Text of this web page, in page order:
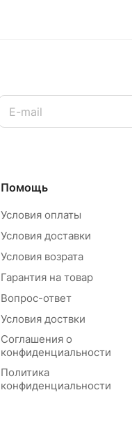
Помощь
Условия оплаты
Условия доставки
Условия возрата
Гарантия на товар
Вопрос-ответ
Условия доствки
Соглашения о
конфиденциальности
Политика
конфиденциальности